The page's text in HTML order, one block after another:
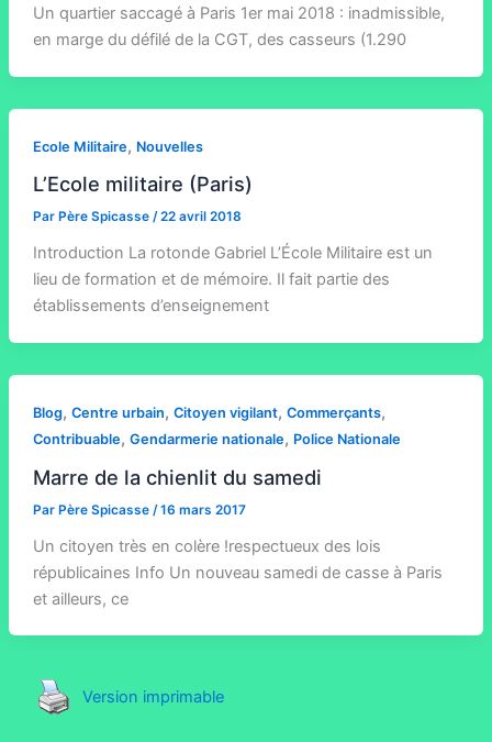
Un quartier saccagé à Paris 1er mai 2018 : inadmissible,
en marge du défilé de la CGT, des casseurs (1.290
Ecole Militaire, Nouvelles
L’Ecole militaire (Paris)
Par Père Spicasse /22 avril 2018
Introduction La rotonde Gabriel L’École Militaire est un
lieu de formation et de mémoire. Il fait partie des
établissements d’enseignement
Blog, Centre urbain, Citoyen vigilant, Commerçants,
Contribuable, Gendarmerie nationale, Police Nationale
Marre de la chienlit du samedi
Par Père Spicasse /16 mars 2017
Un citoyen très en colère !respectueux des lois
républicaines Info Un nouveau samedi de casse à Paris
et ailleurs, ce
Version imprimable